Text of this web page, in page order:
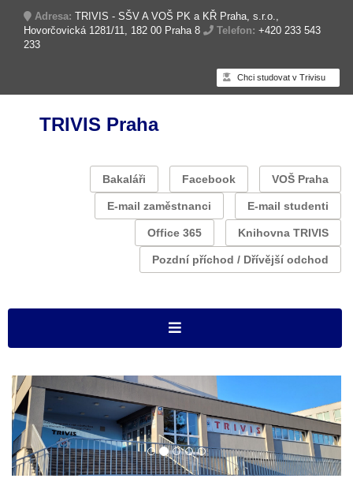
Adresa: TRIVIS - SŠV A VOŠ PK a KŘ Praha, s.r.o.,
Hovorčovická 1281/11, 182 00 Praha 8
Telefon: +420 233 543
233
Chci studovat v Trivisu
TRIVIS Praha
Bakaláři Facebook VOŠ Praha
E-mail zaměstnanci E-mail studenti
Office 365 Knihovna TRIVIS
Pozdní příchod / Dřívější odchod